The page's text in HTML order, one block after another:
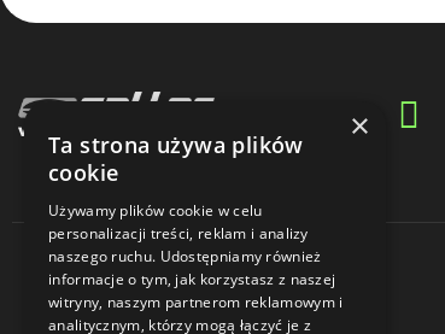
×
Ta strona używa plików
cookie
Używamy plików cookie w celu
personalizacji treści, reklam i analizy
naszego ruchu. Udostępniamy również
informacje o tym, jak korzystasz z naszej
witryny, naszym partnerom reklamowym i
analitycznym, którzy mogą łączyć je z